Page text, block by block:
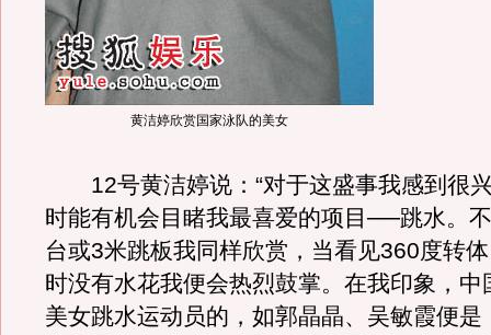
黄洁婷欣赏国家泳队的美女
12号黄洁婷说：“对于这盛事我感到很
时能有机会目睹我最喜爱的项目──跳水。
台或3米跳板我同样欣赏，当看见360度转
时没有水花我便会热烈鼓掌。在我印象，中
美女跳水运动员的，如郭晶晶、吴敏霞便是